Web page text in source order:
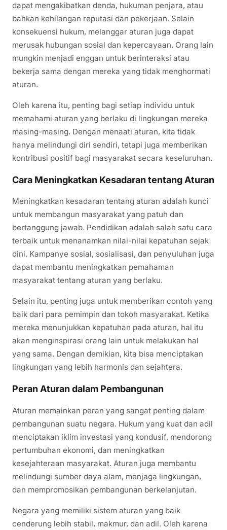
dapat mengakibatkan denda, hukuman penjara, atau
bahkan kehilangan reputasi dan pekerjaan. Selain
konsekuensi hukum, melanggar aturan juga dapat
merusak hubungan sosial dan kepercayaan. Orang lain
mungkin menjadi enggan untuk berinteraksi atau
bekerja sama dengan mereka yang tidak menghormati
aturan.
Oleh karena itu, penting bagi setiap individu untuk
memahami aturan yang berlaku di lingkungan mereka
masing-masing. Dengan menaati aturan, kita tidak
hanya melindungi diri sendiri, tetapi juga memberikan
kontribusi positif bagi masyarakat secara keseluruhan.
Cara Meningkatkan Kesadaran tentang Aturan
Meningkatkan kesadaran tentang aturan adalah kunci
untuk membangun masyarakat yang patuh dan
bertanggung jawab. Pendidikan adalah salah satu cara
terbaik untuk menanamkan nilai-nilai kepatuhan sejak
dini. Kampanye sosial, sosialisasi, dan penyuluhan juga
dapat membantu meningkatkan pemahaman
masyarakat tentang aturan yang berlaku.
Selain itu, penting juga untuk memberikan contoh yang
baik dari para pemimpin dan tokoh masyarakat. Ketika
mereka menunjukkan kepatuhan pada aturan, hal itu
akan menginspirasi orang lain untuk melakukan hal
yang sama. Dengan demikian, kita bisa menciptakan
lingkungan yang lebih harmonis dan sejahtera.
Peran Aturan dalam Pembangunan
Aturan memainkan peran yang sangat penting dalam
pembangunan suatu negara. Hukum yang kuat dan adil
menciptakan iklim investasi yang kondusif, mendorong
pertumbuhan ekonomi, dan meningkatkan
kesejahteraan masyarakat. Aturan juga membantu
melindungi sumber daya alam, menjaga lingkungan,
dan mempromosikan pembangunan berkelanjutan.
Negara yang memiliki sistem aturan yang baik
cenderung lebih stabil, makmur, dan adil. Oleh karena